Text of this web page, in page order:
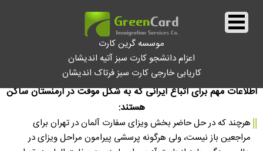
موسسه گرین کارت
اعزام دانشجو کارت سبز آتیه اندیشان
کاریابی خارجی کارت سبز فرتاک اندیشان
اطلاعات مهم براى اتباع ايرانى كه به شكل موقت در ارمنستان ساكن
هستند:
|| هرچند که در حل حاضر بخش ويزاى سفارت آلمان در تهران براى
مراجعين باز نیست، ولى هرگونه پرسشی پیرامون مراحل ويزاى در